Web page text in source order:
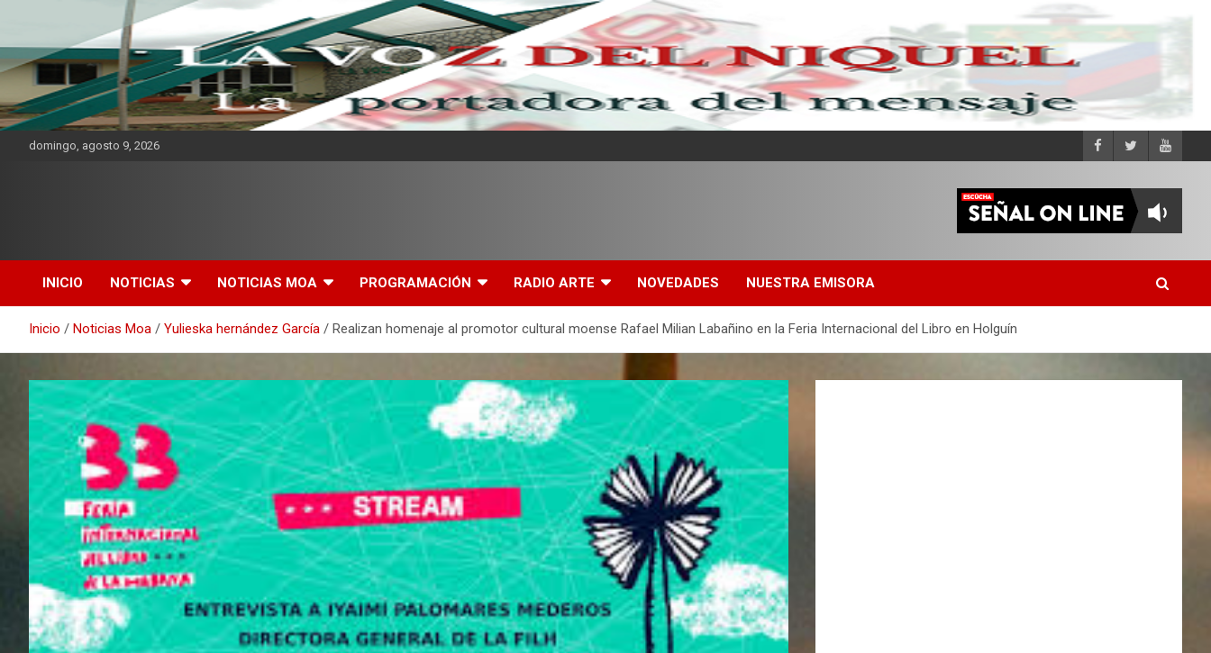
domingo, agosto 9, 2026
Mensaje
INICIO NOTICIAS NOTICIAS MOA PROGRAMACIÓN RADIO ARTE NOVEDADES NUESTRA EMISORA
Inicio Noticias Moa Yulieska hernández García Realizan homenaje al promotor cultural moense Rafael Milian Labañino en la Feria Internacional del Libro en Holguín